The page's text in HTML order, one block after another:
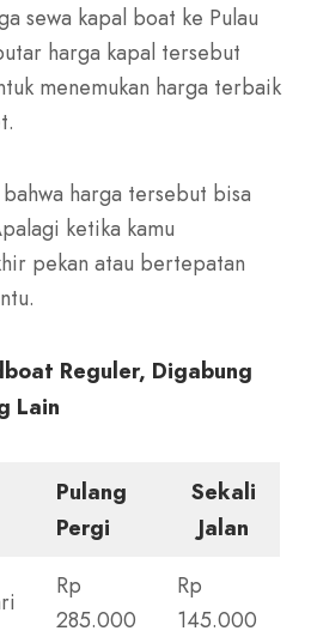
sewa kapal boat ke Pulau
harga kapal tersebut
menemukan harga terbaik
harga tersebut bisa
ketika kamu
pekan atau bertepatan
Reguler, Digabung
Lain
Pulang
Pergi
Sekali
Jalan
Rp
285.000
Rp
145.000